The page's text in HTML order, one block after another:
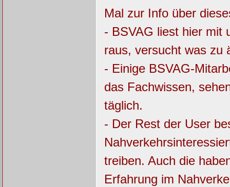
Mal zur Info über
- BSVAG liest hier mit
raus, versucht was zu
- Einige BSVAG-
das Fachwissen,
täglich.
- Der Rest der User
treiben. Auch die
Erfahrung im